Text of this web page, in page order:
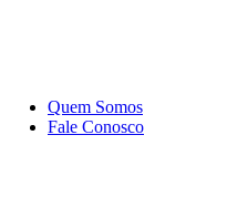
Quem Somos
Fale Conosco